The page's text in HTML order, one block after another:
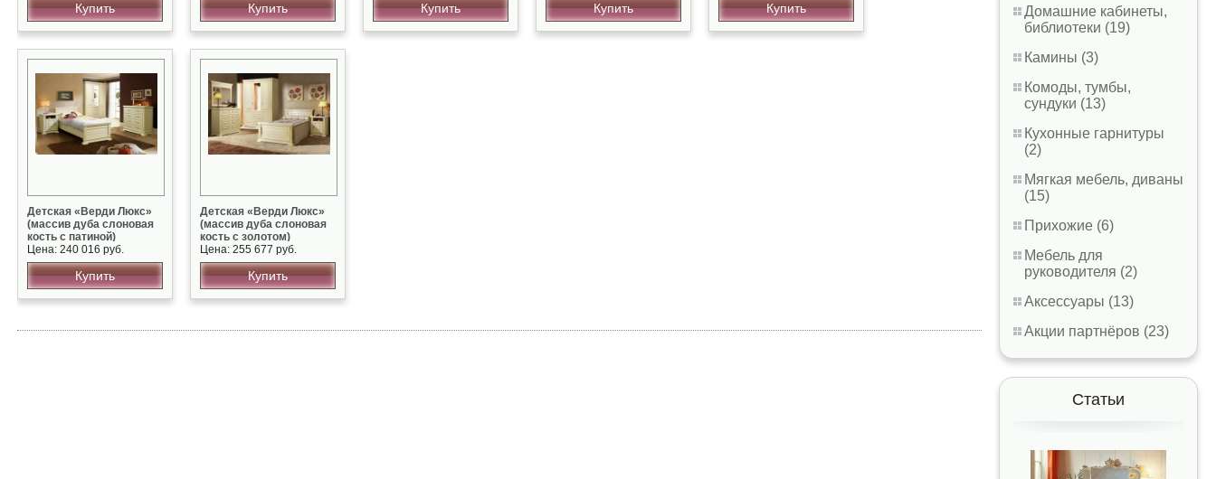
Домашние кабинеты,
библиотеки (19)
Камины (3)
Комоды, тумбы,
сундуки (13)
Кухонные гарнитуры
(2)
Мягкая мебель, диваны
(15)
Прихожие (6)
Мебель для
руководителя (2)
Аксессуары (13)
Акции партнёров (23)
Статьи
Купить Купить Купить Купить Купить
Детская «Верди Люкс»
(массив дуба слоновая
кость с патиной)
Цена: 240 016 руб.
Купить
Детская «Верди Люкс»
(массив дуба слоновая
кость с золотом)
Цена: 255 677 руб.
Купить